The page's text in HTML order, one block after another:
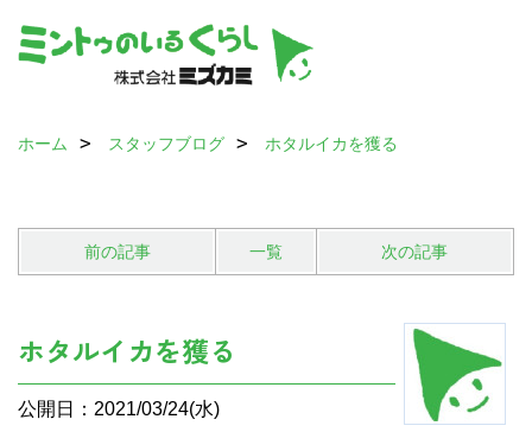
ホーム スタッフブログ ホタルイカを獲る
前の記事 一覧 次の記事
ホタルイカを獲る
公開日：2021/03/24(水)